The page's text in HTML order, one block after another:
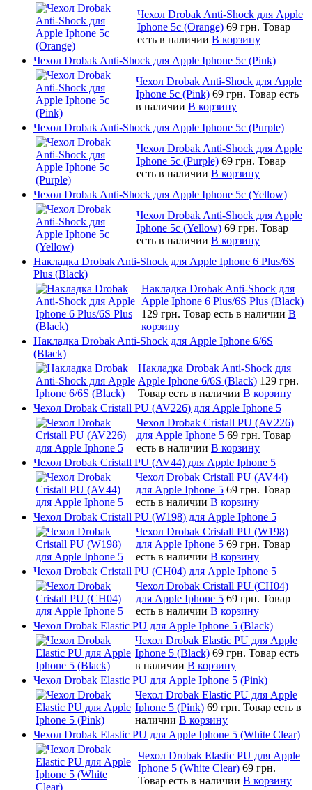
Чехол Drobak Anti-Shock для Apple
Iphone 5c (Orange) 69 грн. Товар
есть в наличии В корзину
Чехол Drobak Anti-Shock для Apple Iphone 5c (Pink)
Чехол Drobak Anti-Shock для Apple
Iphone 5c (Pink) 69 грн. Товар есть
в наличии В корзину
Чехол Drobak Anti-Shock для Apple Iphone 5c (Purple)
Чехол Drobak Anti-Shock для Apple
Iphone 5c (Purple) 69 грн. Товар
есть в наличии В корзину
Чехол Drobak Anti-Shock для Apple Iphone 5c (Yellow)
Чехол Drobak Anti-Shock для Apple
Iphone 5c (Yellow) 69 грн. Товар
есть в наличии В корзину
Накладка Drobak Anti-Shock для Apple Iphone 6 Plus/6S
Plus (Black)
Накладка Drobak Anti-Shock для
Apple Iphone 6 Plus/6S Plus (Black)
129 грн. Товар есть в наличии В
корзину
Накладка Drobak Anti-Shock для Apple Iphone 6/6S
(Black)
Накладка Drobak Anti-Shock для
Apple Iphone 6/6S (Black) 129 грн.
Товар есть в наличии В корзину
Чехол Drobak Cristall PU (AV226) для Apple Iphone 5
Чехол Drobak Cristall PU (AV226)
для Apple Iphone 5 69 грн. Товар
есть в наличии В корзину
Чехол Drobak Cristall PU (AV44) для Apple Iphone 5
Чехол Drobak Cristall PU (AV44)
для Apple Iphone 5 69 грн. Товар
есть в наличии В корзину
Чехол Drobak Cristall PU (W198) для Apple Iphone 5
Чехол Drobak Cristall PU (W198)
для Apple Iphone 5 69 грн. Товар
есть в наличии В корзину
Чехол Drobak Cristall PU (CH04) для Apple Iphone 5
Чехол Drobak Cristall PU (CH04)
для Apple Iphone 5 69 грн. Товар
есть в наличии В корзину
Чехол Drobak Elastic PU для Apple Iphone 5 (Black)
Чехол Drobak Elastic PU для Apple
Iphone 5 (Black) 69 грн. Товар есть
в наличии В корзину
Чехол Drobak Elastic PU для Apple Iphone 5 (Pink)
Чехол Drobak Elastic PU для Apple
Iphone 5 (Pink) 69 грн. Товар есть в
наличии В корзину
Чехол Drobak Elastic PU для Apple Iphone 5 (White Clear)
Чехол Drobak Elastic PU для Apple
Iphone 5 (White Clear) 69 грн.
Товар есть в наличии В корзину